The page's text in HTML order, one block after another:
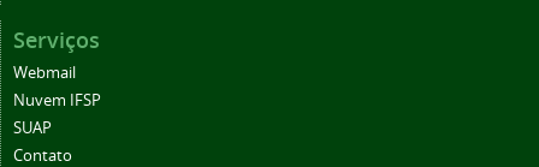
Serviços
Webmail
Nuvem IFSP
SUAP
Contato